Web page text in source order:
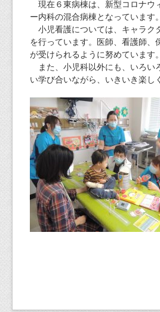
現在６東病棟は、新型コロナウ
ー内科の混合病棟となっていま
小児看護については、キャラク
を行っています。医師、看護師
が受けられるように努めています。
また、小児科以外にも、いろい
い学び合いながら、いきいき楽し